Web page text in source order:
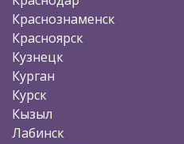
Краснознаменск
Красноярск
Кузнецк
Курган
Курск
Кызыл
Лабинск